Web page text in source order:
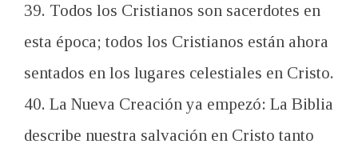
39. Todos los Cristianos son sacerdotes en
esta época; todos los Cristianos están ahora
sentados en los lugares celestiales en Cristo.
40. La Nueva Creación ya empezó: La Biblia
describe nuestra salvación en Cristo tanto